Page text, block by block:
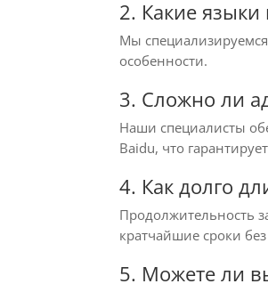
2. Какие
Мы
особенности.
3. Сложно ли
Наши специалисты
Baidu, что
4. Как долго
Продолжительность
кратчайшие сроки
5. Можете ли